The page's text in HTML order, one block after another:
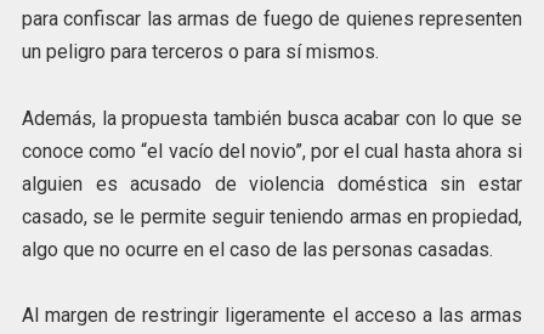
para confiscar las armas de fuego de quienes representen
un peligro para terceros o para sí mismos.
Además, la propuesta también busca acabar con lo que se
conoce como “el vacío del novio”, por el cual hasta ahora si
alguien es acusado de violencia doméstica sin estar
casado, se le permite seguir teniendo armas en propiedad,
algo que no ocurre en el caso de las personas casadas.
Al margen de restringir ligeramente el acceso a las armas